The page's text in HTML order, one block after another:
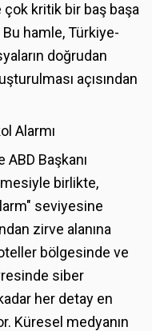
çok kritik bir baş başa
hamle, Türkiye-
doğrudan
açısından
Alarmı
Başkanı
birlikte,
seviyesine
zirve alanına
bölgesinde ve
siber
her detay en
Küresel medyanın